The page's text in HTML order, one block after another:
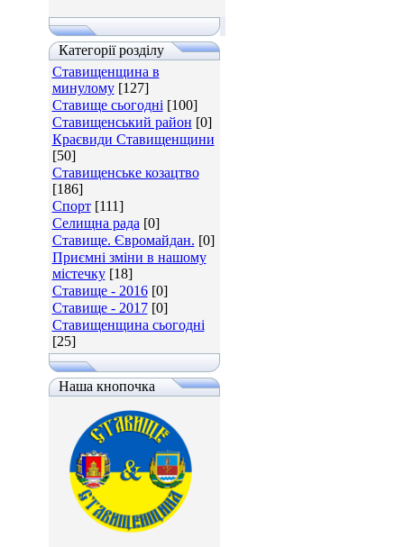
Категорії розділу
Ставищенщина в
минулому [127]
Ставище сьогодні [100]
Ставищенський район [0]
Краєвиди Ставищенщини
[50]
Ставищенське козацтво
[186]
Спорт [111]
Селищна рада [0]
Ставище. Євромайдан. [0]
Приємні зміни в нашому
містечку [18]
Ставище - 2016 [0]
Ставище - 2017 [0]
Ставищенщина сьогодні
[25]
Наша кнопочка